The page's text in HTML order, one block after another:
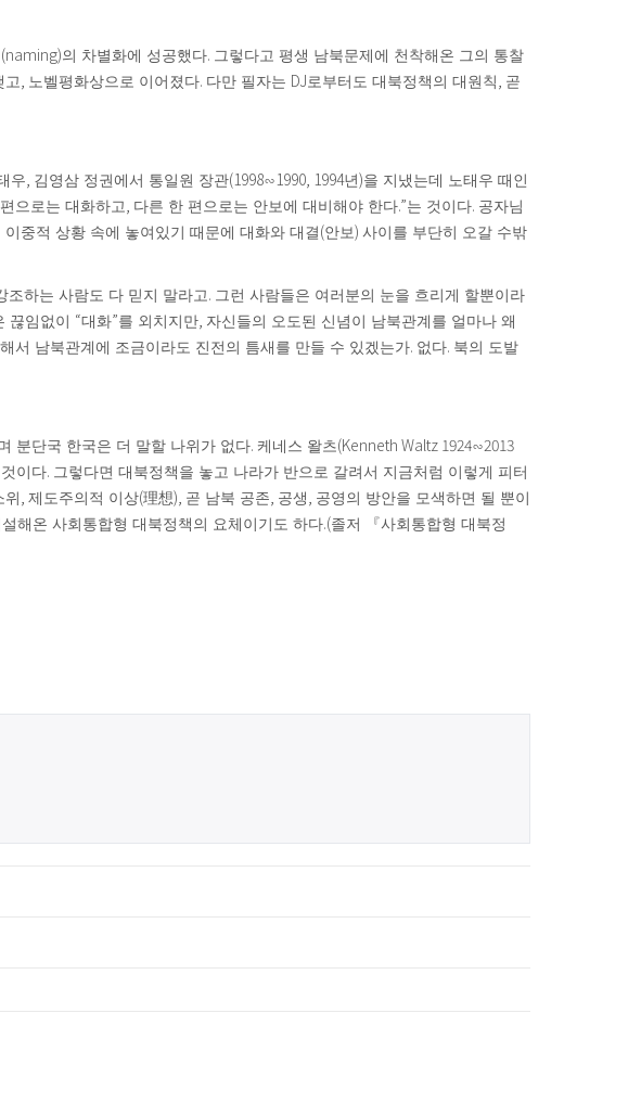
(naming)의 차별화에 성공했다. 그렇다고 평생 남북문제에 천착해온 그의 통찰
고, 노벨평화상으로 이어졌다. 다만 필자는 DJ로부터도 대북정책의 대원칙 , 곧
우, 김영삼 정권에서 통일원 장관(1998∽1990, 1994년)을 지냈는데 노태우 때인
으로는 대화하고, 다른 한 편으로는 안보에 대비해야 한다.”는 것이다. 공자님
중적 상황 속에 놓여있기 때문에 대화와 대결 (안보) 사이를 부단히 오갈 수밖
조하는 사람도 다 믿지 말라고. 그런 사람들은 여러분의 눈을 흐리게 할뿐이라
끊임없이 “대화”를 외치지만, 자신들의 오도된 신념이 남북관계를 얼마나 왜
서 남북관계에 조금이라도 진전의 틈새를 만들 수 있겠는가. 없다. 북의 도발
분단국 한국은 더 말할 나위가 없다. 케네스 왈츠(Kenneth Waltz 1924∽2013
이다. 그렇다면 대북정책을 놓고 나라가 반으로 갈려서 지금처럼 이렇게 피터
, 제도주의적 이상(理想), 곧 남북 공존, 공생 , 공영의 방안을 모색하면 될 뿐이
해온 사회통합형 대북정책의 요체이기도 하다.(졸저 『사회통합형 대북정